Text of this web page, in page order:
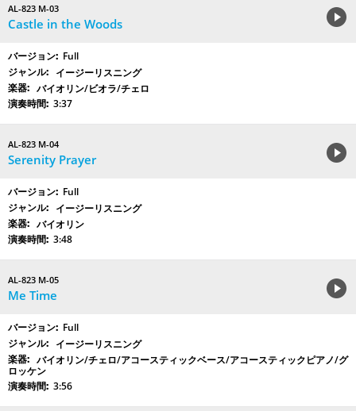
AL-823 M-03
Castle in the Woods
Full
イージーリスニング
バイオリン/ビオラ/チェロ
3:37
AL-823 M-04
Serenity Prayer
Full
イージーリスニング
バイオリン
3:48
AL-823 M-05
Me Time
Full
イージーリスニング
バイオリン/チェロ/アコースティックベース/アコースティックピアノ/グ
ロッケン
3:56